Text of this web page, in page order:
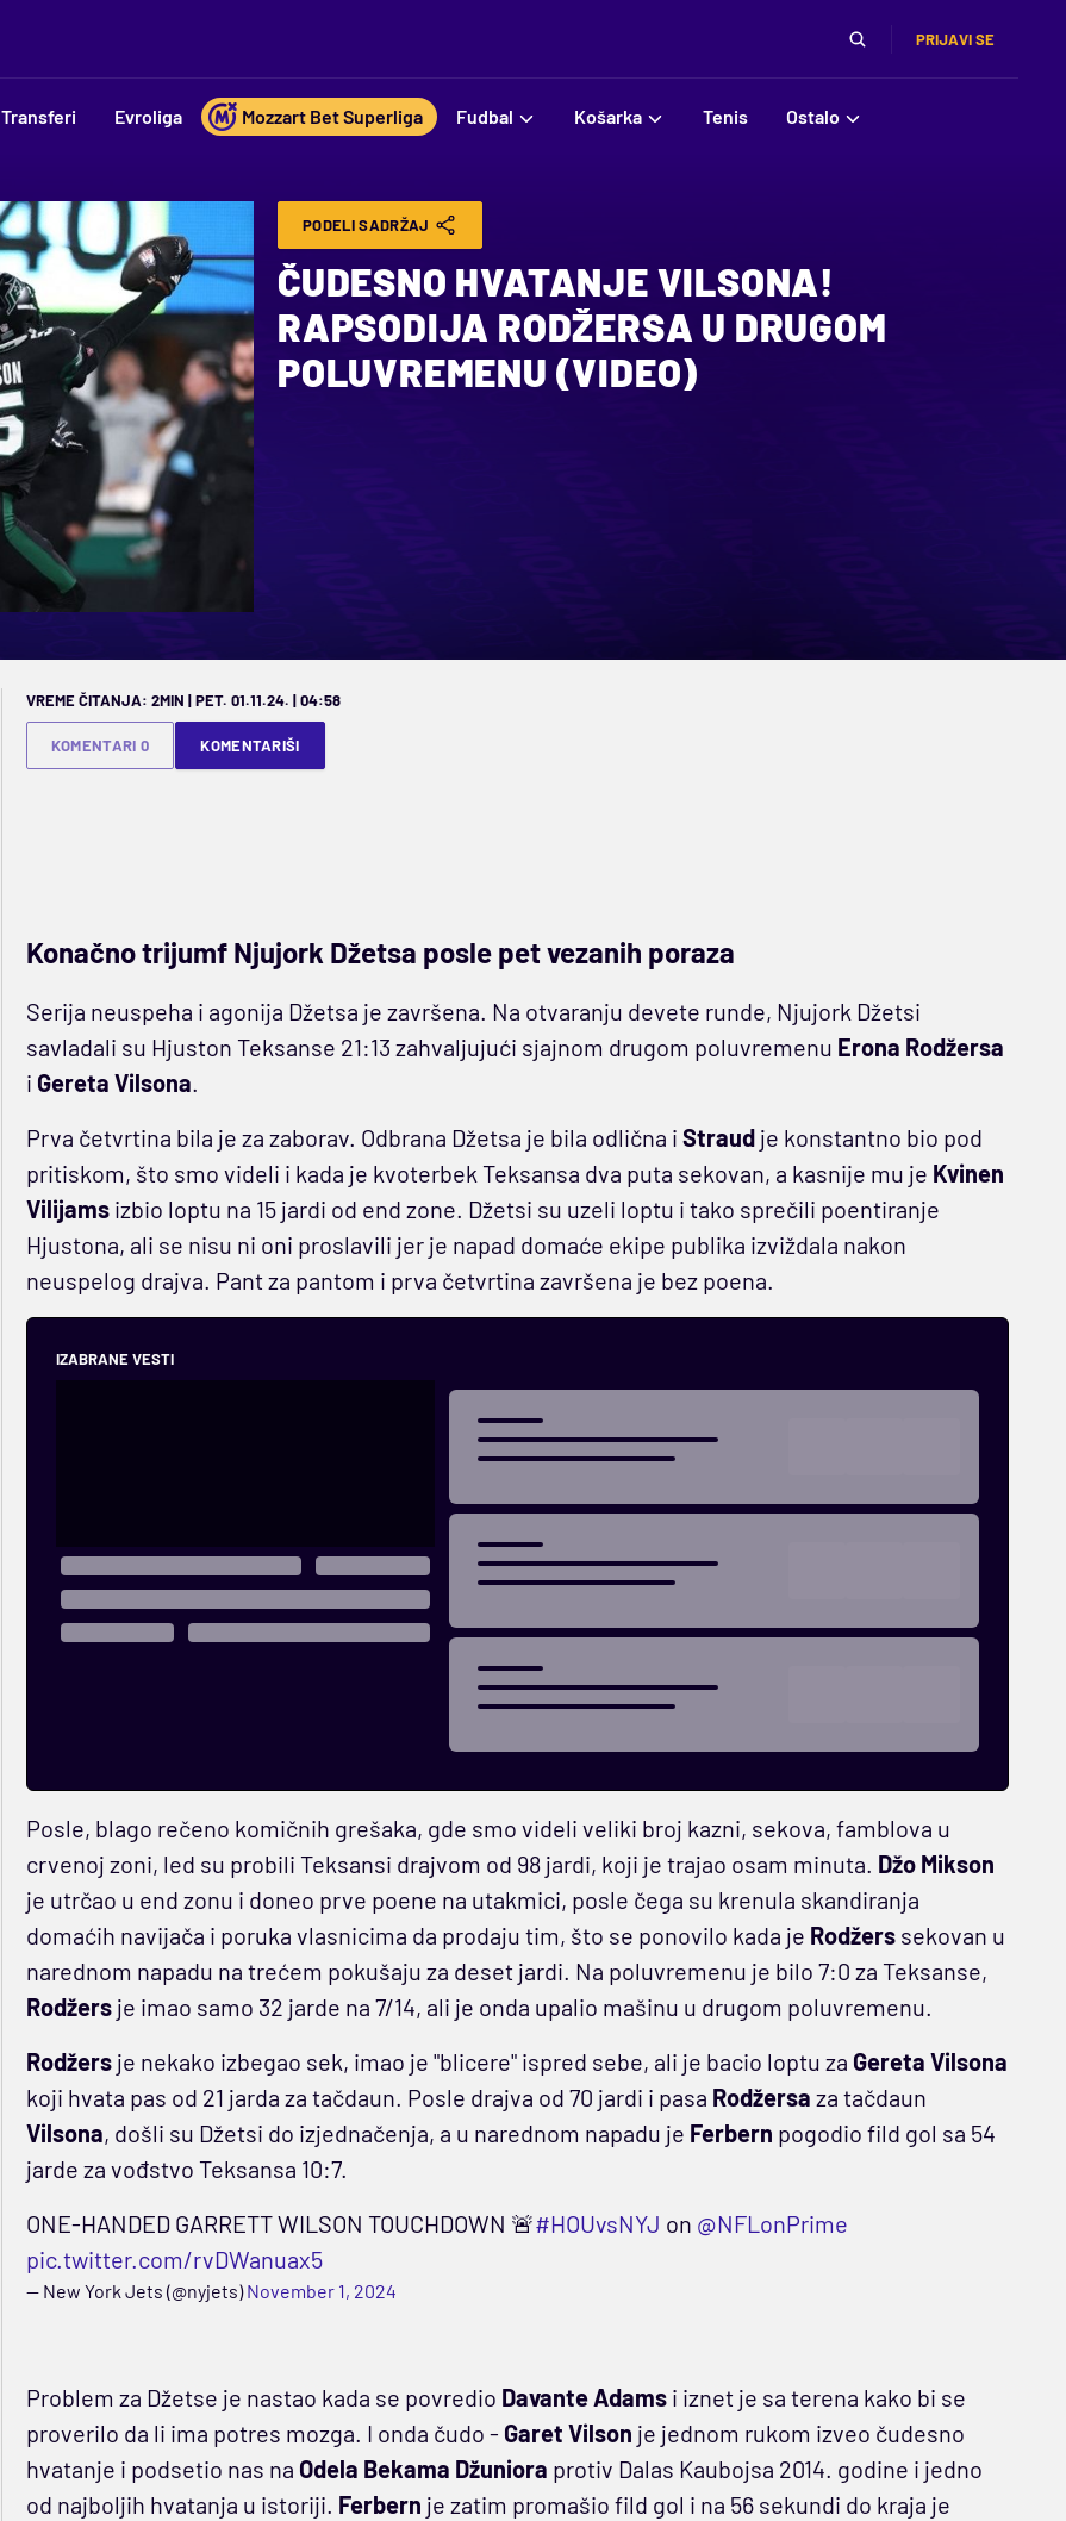
PRIJAVI SE
Transferi Evroliga Mozzart Bet Superliga Fudbal Košarka Tenis Ostalo
PODELI SADRŽAJ
ČUDESNO HVATANJE VILSONA!
RAPSODIJA RODŽERSA U DRUGOM
POLUVREMENU (VIDEO)
VREME ČITANJA: 2MIN | PET. 01.11.24. | 04:58
KOMENTARI 0 KOMENTARIŠI
Konačno trijumf Njujork Džetsa posle pet vezanih poraza
Serija neuspeha i agonija Džetsa je završena. Na otvaranju devete runde, Njujork Džetsi
savladali su Hjuston Teksanse 21:13 zahvaljujući sjajnom drugom poluvremenu Erona Rodžersa
i Gereta Vilsona.
Prva četvrtina bila je za zaborav. Odbrana Džetsa je bila odlična i Straudje konstantno bio pod
pritiskom, što smo videli i kada je kvoterbek Teksansa dva puta sekovan, a kasnije mu je Kvinen
Vilijamsizbio loptu na 15 jardi od end zone. Džetsi su uzeli loptu i tako sprečili poentiranje
Hjustona, ali se nisu ni oni proslavili jer je napad domaće ekipe publika izviždala nakon
neuspelog drajva. Pant za pantom i prva četvrtina završena je bez poena.
IZABRANE VESTI
Posle, blago rečeno komičnih grešaka, gde smo videli veliki broj kazni, sekova, famblova u
crvenoj zoni, led su probili Teksansi drajvom od 98 jardi, koji je trajao osam minuta. Džo Mikson
je utrčao u end zonu i doneo prve poene na utakmici, posle čega su krenula skandiranja
domaćih navijača i poruka vlasnicima da prodaju tim, što se ponovilo kada je Rodžerssekovan u
narednom napadu na trećem pokušaju za deset jardi. Na poluvremenu je bilo 7:0 za Teksanse,
Rodžersje imao samo 32 jarde na 7/14, ali je onda upalio mašinu u drugom poluvremenu.
Rodžers je nekako izbegao sek, imao je "blicere" ispred sebe, ali je bacio loptu za Gereta Vilsona
koji hvata pas od 21 jarda za tačdaun. Posle drajva od 70 jardi i pasa Rodžersa za tačdaun
Vilsona, došli su Džetsi do izjednačenja, a u narednom napadu je Ferbern pogodio fild gol sa 54
jarde za vođstvo Teksansa 10:7.
ONE-HANDED GARRETT WILSON TOUCHDOWN 🚨#HOUvsNYJ on @NFLonPrime
pic.twitter.com/rvDWanuax5
— New York Jets (@nyjets)November 1, 2024
Problem za Džetse je nastao kada se povredio Davante Adamsi iznet je sa terena kako bi se
proverilo da li ima potres mozga. I onda čudo - Garet Vilson je jednom rukom izveo čudesno
hvatanje i podsetio nas na Odela Bekama Džuniora protiv Dalas Kaubojsa 2014. godine i jedno
od najboljih hvatanja u istoriji. Ferbern je zatim promašio fild gol i na 56 sekundi do kraja je